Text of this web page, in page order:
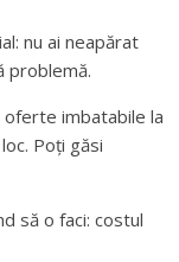
nu ai neapărat
problemă.
imbatabile la
Poți găsi
să o faci: costul